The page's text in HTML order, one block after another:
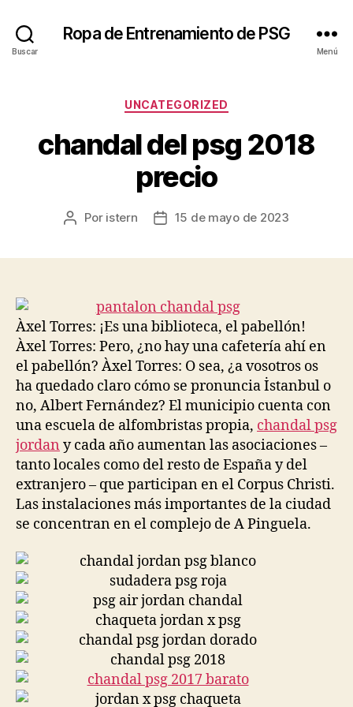
Buscar
Ropa de Entrenamiento de PSG
Menú
Categorías
UNCATEGORIZED
chandal del psg 2018
precio
Autor
Por istern
Fecha15 de mayo de 2023
Àxel Torres: ¡Es una biblioteca, el pabellón!
Àxel Torres: Pero, ¿no hay una cafetería ahí en
el pabellón? Àxel Torres: O sea, ¿a vosotros os
ha quedado claro cómo se pronuncia İstanbul o
no, Albert Fernández? El municipio cuenta con
una escuela de alfombristas propia, chandal psg
jordan y cada año aumentan las asociaciones –
tanto locales como del resto de España y del
extranjero – que participan en el Corpus Christi.
Las instalaciones más importantes de la ciudad
se concentran en el complejo de A Pinguela.